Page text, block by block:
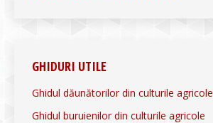
GHIDURI UTILE
Ghidul dăunătorilor din culturile agricole
Ghidul buruienilor din culturile agricole